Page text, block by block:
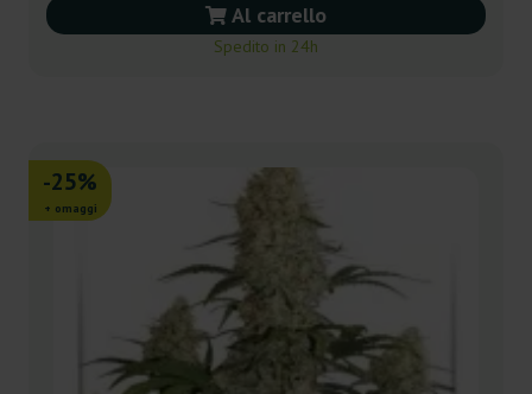
Al carrello
Spedito in 24h
-25%
+ omaggi